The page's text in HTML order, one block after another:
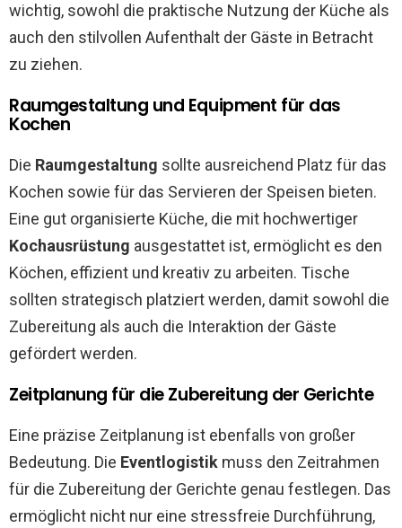
wichtig, sowohl die praktische Nutzung der Küche als
auch den stilvollen Aufenthalt der Gäste in Betracht
zu ziehen.
Raumgestaltung und Equipment für das
Kochen
Die Raumgestaltung sollte ausreichend Platz für das
Kochen sowie für das Servieren der Speisen bieten.
Eine gut organisierte Küche, die mit hochwertiger
Kochausrüstung ausgestattet ist, ermöglicht es den
Köchen, effizient und kreativ zu arbeiten. Tische
sollten strategisch platziert werden, damit sowohl die
Zubereitung als auch die Interaktion der Gäste
gefördert werden.
Zeitplanung für die Zubereitung der Gerichte
Eine präzise Zeitplanung ist ebenfalls von großer
Bedeutung. Die Eventlogistik muss den Zeitrahmen
für die Zubereitung der Gerichte genau festlegen. Das
ermöglicht nicht nur eine stressfreie Durchführung,